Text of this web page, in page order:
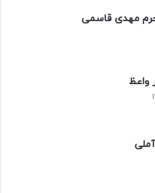
مهدی قاسمی
واعظ